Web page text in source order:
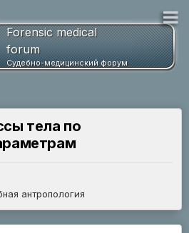
Forensic medical
forum
Судебно-медицинский форум
тела по
антропология